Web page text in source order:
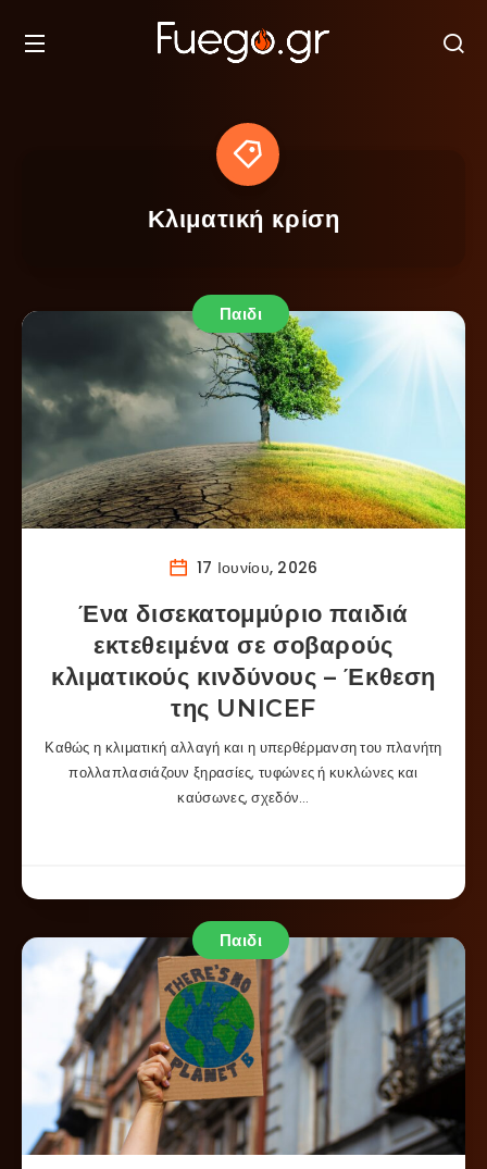
Κλιματική κρίση
Παιδι
17 Ιουνίου, 2026
Ένα δισεκατομμύριο παιδιά
εκτεθειμένα σε σοβαρούς
κλιματικούς κινδύνους – Έκθεση
της UNICEF
Καθώς η κλιματική αλλαγή και η υπερθέρμανση του πλανήτη
πολλαπλασιάζουν ξηρασίες, τυφώνες ή κυκλώνες και
καύσωνες, σχεδόν…
Παιδι